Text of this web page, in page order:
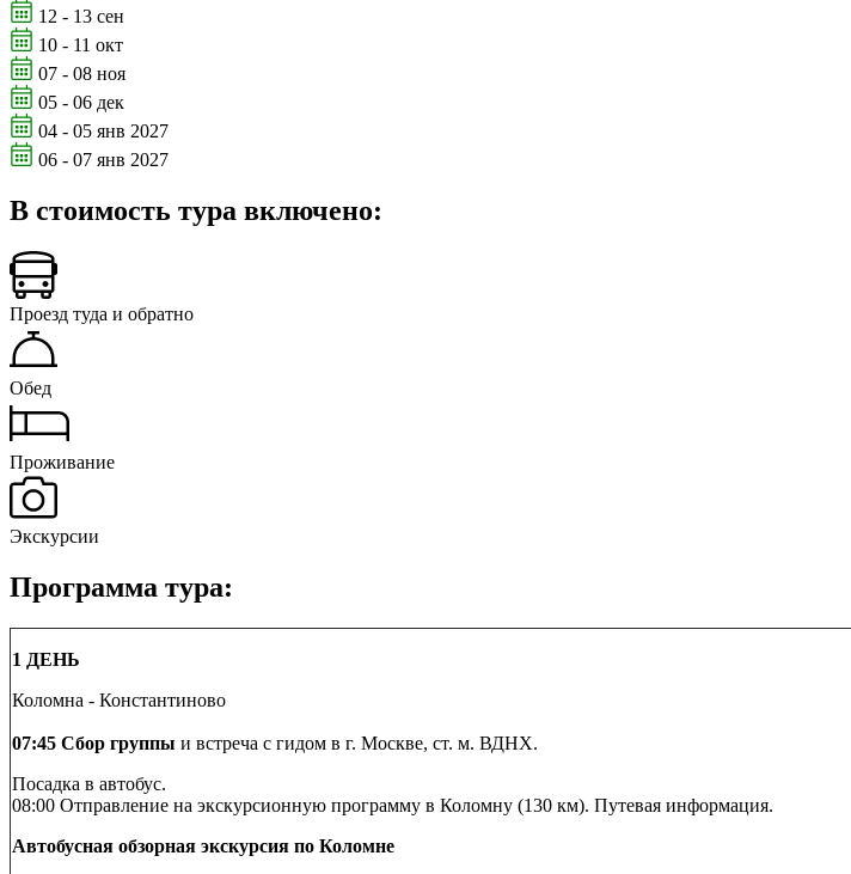
12 - 13 сен
10 - 11 окт
07 - 08 ноя
05 - 06 дек
04 - 05 янв 2027
06 - 07 янв 2027
В стоимость тура включено:
Проезд туда и обратно
Обед
Проживание
Экскурсии
Программа тура:
1 ДЕНЬ
Коломна - Константиново
07:45 Сбор группы и встреча с гидом в г. Москве, ст. м. ВДНХ.
Посадка в автобус.
08:00 Отправление на экскурсионную программу в Коломну (130 км). Путевая информация.
Автобусная обзорная экскурсия по Коломне